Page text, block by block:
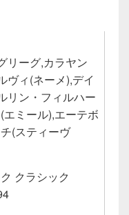
リーグ,カラヤン
ヴィ(ネーメ),デイ
リン・フィルハー
ミール),エーテボ
(スティーヴ
クラシック